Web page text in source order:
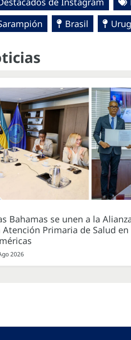
Brasil
Bahamas se unen a la
Atención Primaria de Salud en
2026